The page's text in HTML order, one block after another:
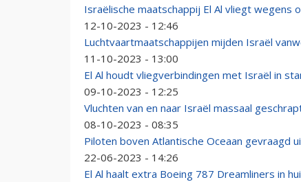
Israëlische maatschappij El Al vliegt wegens
12-10-2023 - 12:46
Luchtvaartmaatschappijen mijden Israël
11-10-2023 - 13:00
El Al houdt vliegverbindingen met Israël in
09-10-2023 - 12:25
Vluchten van en naar Israël massaal
08-10-2023 - 08:35
Piloten boven Atlantische Oceaan gevraagd
22-06-2023 - 14:26
El Al haalt extra Boeing 787 Dreamliners in